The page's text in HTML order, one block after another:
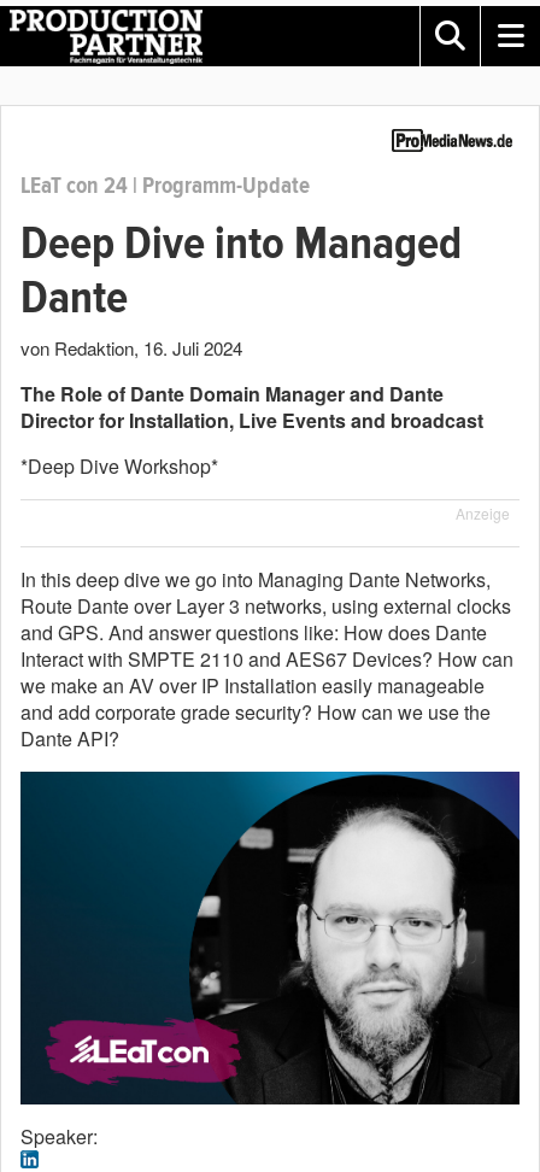
LEaT con 24 | Programm-Update
Deep Dive into Managed
Dante
von Redaktion, 16. Juli 2024
The Role of Dante Domain Manager and Dante
Director for Installation, Live Events and broadcast
*Deep Dive Workshop*
Anzeige
In this deep dive we go into Managing Dante Networks,
Route Dante over Layer 3 networks, using external clocks
and GPS. And answer questions like: How does Dante
Interact with SMPTE 2110 and AES67 Devices? How can
we make an AV over IP Installation easily manageable
and add corporate grade security? How can we use the
Dante API?
Speaker: